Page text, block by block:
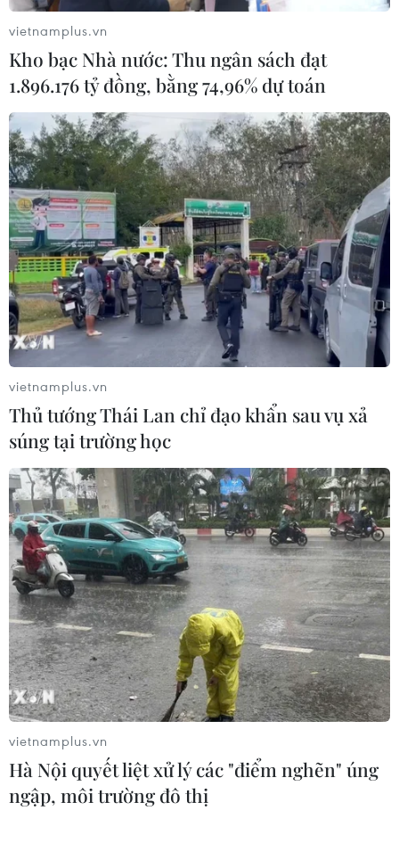
trình bay thử nghiệm không chở theo người.
vietnamplus.vn
Kho bạc Nhà nước: Thu ngân sách đạt
1.896.176 tỷ đồng, bằng 74,96% dự toán
vietnamplus.vn
Thủ tướng Thái Lan chỉ đạo khẩn sau vụ xả
súng tại trường học
vietnamplus.vn
Hà Nội quyết liệt xử lý các "điểm nghẽn" úng
ngập, môi trường đô thị